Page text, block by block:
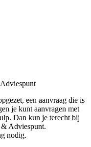
een aanvraag die is
je kunt aanvragen met
Dan kun je terecht bij
Adviespunt.
nodig.